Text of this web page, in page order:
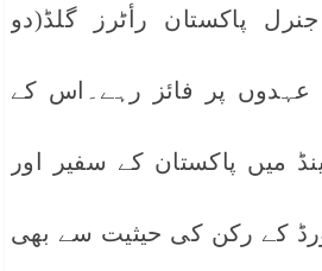
پاکستان رأٹرز گلڈ(دو
عہدوں پر فائز رہے۔اس کے
میں پاکستان کے سفیر اور
کے رکن کی حیثیت سے بھی